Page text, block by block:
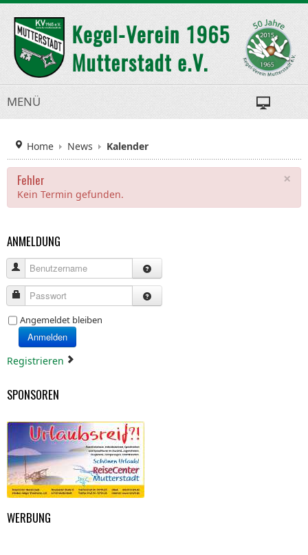
MENÜ
Home News Kalender
×
Fehler
Kein Termin gefunden.
ANMELDUNG
Benutzername
Passwort
Angemeldet bleiben
Anmelden
Registrieren
SPONSOREN
WERBUNG